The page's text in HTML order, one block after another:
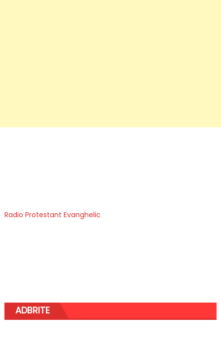
Radio Protestant Evanghelic
ADBRITE